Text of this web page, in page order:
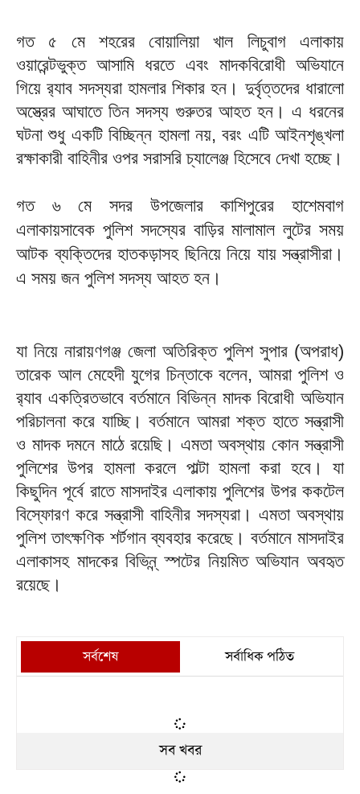
গত ৫ মে শহরের বোয়ালিয়া খাল লিচুবাগ এলাকায়
ওয়ারেন্টভুক্ত আসামি ধরতে এবং মাদকবিরোধী অভিযানে
গিয়ে র‌্যাব সদস্যরা হামলার শিকার হন। দুর্বৃত্তদের ধারালো
অস্ত্রের আঘাতে তিন সদস্য গুরুতর আহত হন। এ ধরনের
ঘটনা শুধু একটি বিচ্ছিন্ন হামলা নয়, বরং এটি আইনশৃঙ্খলা
রক্ষাকারী বাহিনীর ওপর সরাসরি চ্যালেঞ্জ হিসেবে দেখা হচ্ছে।
গত ৬ মে সদর উপজেলার কাশিপুরের হাশেমবাগ
এলাকায়সাবেক পুলিশ সদস্যের বাড়ির মালামাল লুটের সময়
আটক ব্যক্তিদের হাতকড়াসহ ছিনিয়ে নিয়ে যায় সন্ত্রাসীরা।
এ সময় জন পুলিশ সদস্য আহত হন।
যা নিয়ে নারায়ণগঞ্জ জেলা অতিরিক্ত পুলিশ সুপার (অপরাধ)
তারেক আল মেহেদী যুগের চিন্তাকে বলেন, আমরা পুলিশ ও
র‌্যাব একত্রিতভাবে বর্তমানে বিভিন্ন মাদক বিরোধী অভিযান
পরিচালনা করে যাচ্ছি। বর্তমানে আমরা শক্ত হাতে সন্ত্রাসী
ও মাদক দমনে মাঠে রয়েছি। এমতা অবস্থায় কোন সন্ত্রাসী
পুলিশের উপর হামলা করলে পাল্টা হামলা করা হবে। যা
কিছুদিন পূর্বে রাতে মাসদাইর এলাকায় পুলিশের উপর ককটেল
বিস্ফোরণ করে সন্ত্রাসী বাহিনীর সদস্যরা। এমতা অবস্থায়
পুলিশ তাৎক্ষণিক শর্টগান ব্যবহার করেছে। বর্তমানে মাসদাইর
এলাকাসহ মাদকের বিভিন্ন্ স্পটের নিয়মিত অভিযান অবহৃত
রয়েছে।
সর্বশেষ সর্বাধিক পঠিত
সব খবর